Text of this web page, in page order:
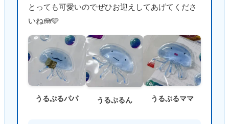
とっても可愛いのでぜひお迎えしてあげてくださ
いね🪼🩵
うるぷるパパ うるぷるん うるぷるママ